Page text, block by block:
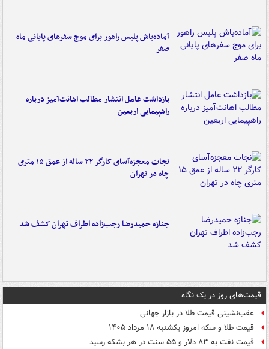
آماده‌باش پلیس راهور برای موج سفرهای پایانی ماه
صفر
بازداشت عامل انتشار مطالب اهانت‌آمیز درباره
راهپیمایی اربعین
نجات معجزه‌آسای کارگر ۲۲ ساله از عمق ۱۵ متری
چاه در تهران
جنازه حمیدرضا رجب‌زاده اطراف تهران کشف شد
قیمت‌های روز در یک نگاه
عقب‌نشینی قیمت طلا در بازار جهانی
قیمت طلا و سکه امروز یکشنبه ۱۸ مرداد ۱۴۰۵
قیمت نفت به ۸۳ دلار و ۵۵ سنت در هر بشکه رسید